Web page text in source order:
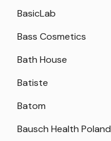
BasicLab
Bass Cosmetics
Bath House
Batiste
Batom
Bausch Health Poland